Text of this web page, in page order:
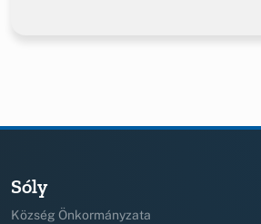
Sóly
Község Önkormányzata